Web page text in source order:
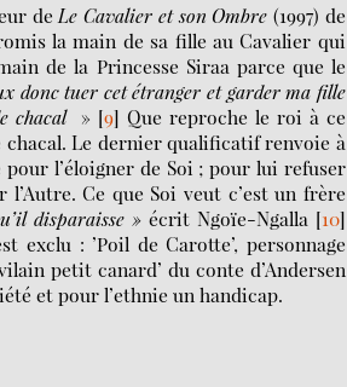
de Le Cavalier et son Ombre (1997) de
la main de sa fille au Cavalier qui
de la Princesse Siraa parce que le
donc tuer cet étranger et garder ma fille
chacal » [9] Que reproche le roi à ce
chacal. Le dernier qualificatif renvoie à
l’éloigner de Soi ; pour lui refuser
Ce que Soi veut c’est un frère
il disparaisse» écrit Ngoïe-Ngalla [10]
: ’Poil de Carotte’, personnage
vilain petit canard’ du conte d’Andersen
et pour l’ethnie un handicap.